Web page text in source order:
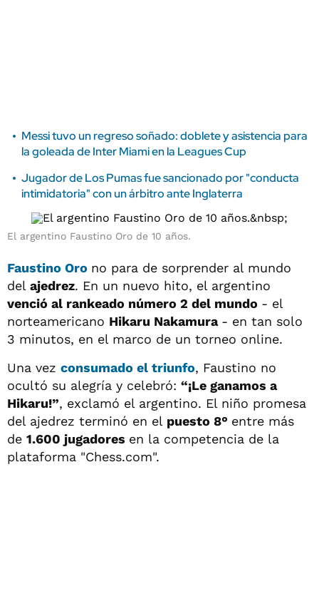
Messi tuvo un regreso soñado: doblete y asistencia para
la goleada de Inter Miami en la Leagues Cup
Jugador de Los Pumas fue sancionado por "conducta
intimidatoria" con un árbitro ante Inglaterra
El argentino Faustino Oro de 10 años.
Faustino Oro no para de sorprender al mundo
del ajedrez. En un nuevo hito, el argentino
venció al rankeado número 2 del mundo - el
norteamericano Hikaru Nakamura - en tan solo
3 minutos, en el marco de un torneo online.
Una vez consumado el triunfo, Faustino no
ocultó su alegría y celebró: “¡Le ganamos a
Hikaru!”, exclamó el argentino. El niño promesa
del ajedrez terminó en el puesto 8° entre más
de 1.600 jugadores en la competencia de la
plataforma "Chess.com".